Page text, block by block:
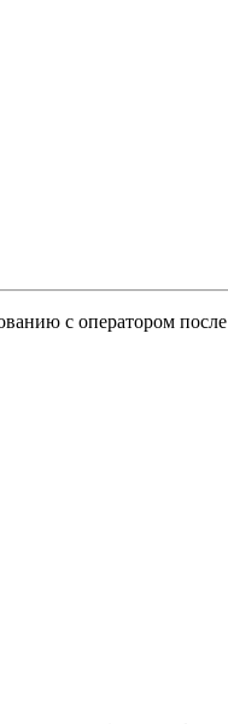
с оператором после